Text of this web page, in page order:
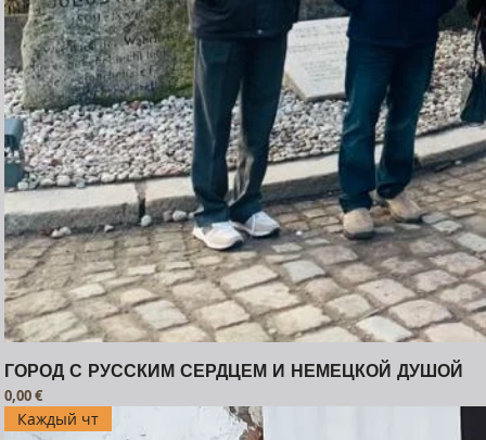
ГОРОД С РУССКИМ СЕРДЦЕМ И НЕМЕЦКОЙ ДУШОЙ
Prezzo
0,00 €
Каждый чт